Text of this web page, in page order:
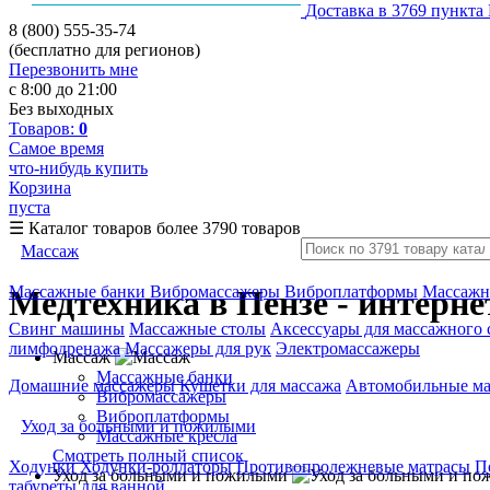
Доставка в 3769
8 (800) 555-35-74
(бесплатно для регионов)
Перезвонить мне
с 8:00 до 21:00
Без выходных
Товаров: 0
Самое время
что-нибудь купить
Корзина
пуста
☰ Каталог товаров более 3790 товаров
Массаж
Массажные банки Вибромассажеры Виброплатформы
Свинг машины Массажные столы Аксессуары для массажного
лимфодренажа Массажеры для рук Электромассажеры
Домашние массажеры Кушетки для массажа Автомобильные
Уход за больными и пожилыми
ХодункиХодунки-роллаторы Противопролежневые матрасы
табуреты для ванной
Медтехника в Пензе -
Массаж
Массажные банки
Вибромассажеры
Виброплатформы
Массажные кресла
Смотреть полный список
Уход за больными и пожилыми